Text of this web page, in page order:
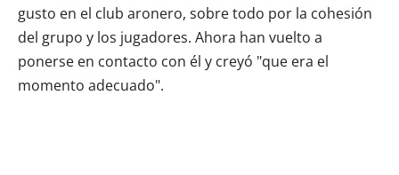
gusto en el club aronero, sobre todo por la cohesión
del grupo y los jugadores. Ahora han vuelto a
ponerse en contacto con él y creyó "que era el
momento adecuado".